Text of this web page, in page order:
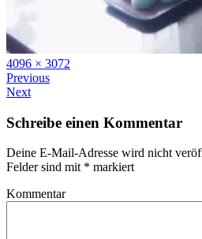
Full
size
4096 × 3072
Previous
Next
Schreibe einen Kommentar
Deine E-Mail-Adresse wird nicht
Felder sind mit * markiert
Kommentar